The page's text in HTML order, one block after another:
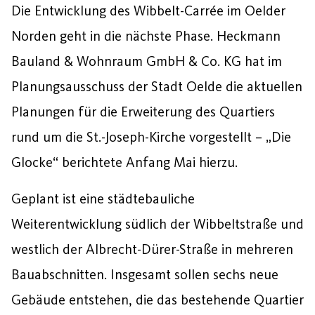
Die Entwicklung des Wibbelt-Carrée im Oelder
Norden geht in die nächste Phase. Heckmann
Bauland & Wohnraum GmbH & Co. KG hat im
Planungsausschuss der Stadt Oelde die aktuellen
Planungen für die Erweiterung des Quartiers
rund um die St.-Joseph-Kirche vorgestellt – „Die
Glocke“ berichtete Anfang Mai hierzu.
Geplant ist eine städtebauliche
Weiterentwicklung südlich der Wibbeltstraße und
westlich der Albrecht-Dürer-Straße in mehreren
Bauabschnitten. Insgesamt sollen sechs neue
Gebäude entstehen, die das bestehende Quartier